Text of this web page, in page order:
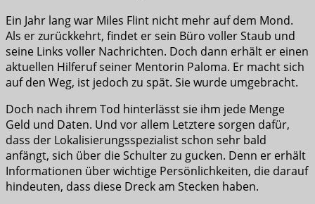
Ein Jahr lang war Miles Flint nicht mehr auf dem Mond.
Als er zurückkehrt, findet er sein Büro voller Staub und
seine Links voller Nachrichten. Doch dann erhält er einen
aktuellen Hilferuf seiner Mentorin Paloma. Er macht sich
auf den Weg, ist jedoch zu spät. Sie wurde umgebracht.
Doch nach ihrem Tod hinterlässt sie ihm jede Menge
Geld und Daten. Und vor allem Letztere sorgen dafür,
dass der Lokalisierungsspezialist schon sehr bald
anfängt, sich über die Schulter zu gucken. Denn er erhält
Informationen über wichtige Persönlichkeiten, die darauf
hindeuten, dass diese Dreck am Stecken haben.